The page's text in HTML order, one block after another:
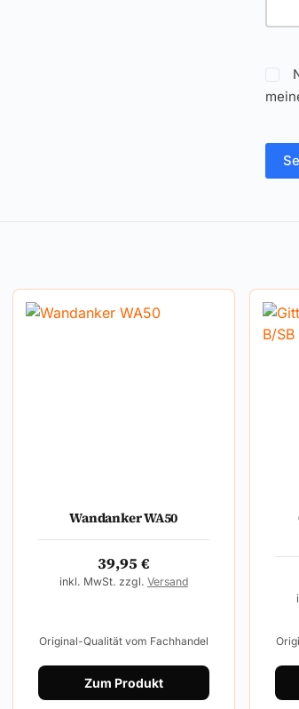
Wandanker WA50
39,95 €
inkl. MwSt. zzgl. Versand
Original-Qualität vom Fachhandel
Zum Produkt